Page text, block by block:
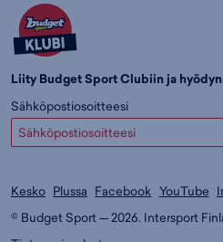
Liity Budget Sport Clubiin ja
Sähköpostiosoitteesi
Kesko Plussa Facebook YouTube
© Budget Sport — 2026. Intersport